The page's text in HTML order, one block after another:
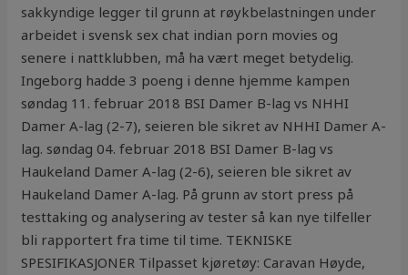
sakkyndige legger til grunn at røykbelastningen under
arbeidet i svensk sex chat indian porn movies og
senere i nattklubben, må ha vært meget betydelig.
Ingeborg hadde 3 poeng i denne hjemme kampen
søndag 11. februar 2018 BSI Damer B-lag vs NHHI
Damer A-lag (2-7), seieren ble sikret av NHHI Damer A-
lag. søndag 04. februar 2018 BSI Damer B-lag vs
Haukeland Damer A-lag (2-6), seieren ble sikret av
Haukeland Damer A-lag. På grunn av stort press på
testtaking og analysering av tester så kan nye tilfeller
bli rapportert fra time til time. TEKNISKE
SPESIFIKASJONER Tilpasset kjøretøy: Caravan Høyde,